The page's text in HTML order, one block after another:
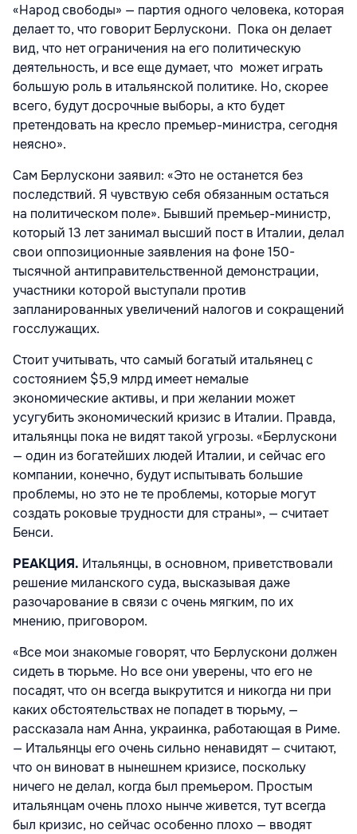
«Народ свободы» — партия одного человека, которая
делает то, что говорит Берлускони. Пока он делает
вид, что нет ограничения на его политическую
деятельность, и все еще думает, что может играть
большую роль в итальянской политике. Но, скорее
всего, будут досрочные выборы, а кто будет
претендовать на кресло премьер-министра, сегодня
неясно».
Сам Берлускони заявил: «Это не останется без
последствий. Я чувствую себя обязанным остаться
на политическом поле». Бывший премьер-министр,
который 13 лет занимал высший пост в Италии, делал
свои оппозиционные заявления на фоне 150-
тысячной антиправительственной демонстрации,
участники которой выступали против
запланированных увеличений налогов и сокращений
госслужащих.
Стоит учитывать, что самый богатый итальянец с
состоянием $5,9 млрд имеет немалые
экономические активы, и при желании может
усугубить экономический кризис в Италии. Правда,
итальянцы пока не видят такой угрозы. «Берлускони
— один из богатейших людей Италии, и сейчас его
компании, конечно, будут испытывать большие
проблемы, но это не те проблемы, которые могут
создать роковые трудности для страны», — считает
Бенси.
РЕАКЦИЯ. Итальянцы, в основном, приветствовали
решение миланского суда, высказывая даже
разочарование в связи с очень мягким, по их
мнению, приговором.
«Все мои знакомые говорят, что Берлускони должен
сидеть в тюрьме. Но все они уверены, что его не
посадят, что он всегда выкрутится и никогда ни при
каких обстоятельствах не попадет в тюрьму, —
рассказала нам Анна, украинка, работающая в Риме.
— Итальянцы его очень сильно ненавидят — считают,
что он виноват в нынешнем кризисе, поскольку
ничего не делал, когда был премьером. Простым
итальянцам очень плохо нынче живется, тут всегда
был кризис, но сейчас особенно плохо — вводят